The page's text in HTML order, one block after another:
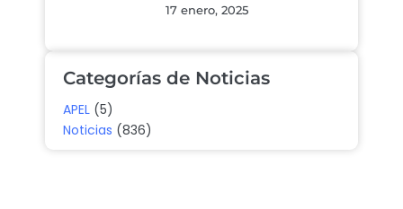
17 enero, 2025
Categorías de Noticias
APEL (5)
Noticias (836)